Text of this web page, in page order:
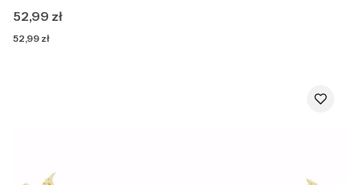
Cena
52,99 zł
Cena
52,99 zł